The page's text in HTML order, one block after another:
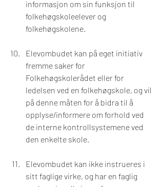
informasjon om sin funksjon til
folkehøgskoleelever og
folkehøgskolene.
Elevombudet kan på eget initiativ
fremme saker for
Folkehøgskolerådet eller for
ledelsen ved en folkehøgskole, og vil
på denne måten for å bidra til å
opplyse/informere om forhold ved
de interne kontrollsystemene ved
den enkelte skole.
Elevombudet kan ikke instrueres i
sitt faglige virke, og har en faglig